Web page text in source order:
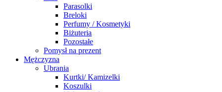
Parasolki
Breloki
Perfumy / Kosmetyki
Biżuteria
Pozostałe
Pomysł na prezent
Mężczyzna
Ubrania
Kurtki/ Kamizelki
Koszulki